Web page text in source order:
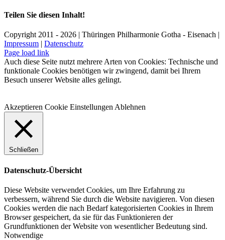
Teilen Sie diesen Inhalt!
Facebook
X
LinkedIn
E-
Mail
Copyright 2011 - 2026 | Thüringen Philharmonie Gotha - Eisenach |
Impressum | Datenschutz
Facebook
Instagram
WhatsApp
YouTube
E-
Mail
Telefon
Page load link
Auch diese Seite nutzt mehrere Arten von Cookies: Technische und
funktionale Cookies benötigen wir zwingend, damit bei Ihrem
Besuch unserer Website alles gelingt.
Akzeptieren Cookie Einstellungen Ablehnen
Schließen
Datenschutz-Übersicht
Diese Website verwendet Cookies, um Ihre Erfahrung zu
verbessern, während Sie durch die Website navigieren. Von diesen
Cookies werden die nach Bedarf kategorisierten Cookies in Ihrem
Browser gespeichert, da sie für das Funktionieren der
Grundfunktionen der Website von wesentlicher Bedeutung sind.
Notwendige